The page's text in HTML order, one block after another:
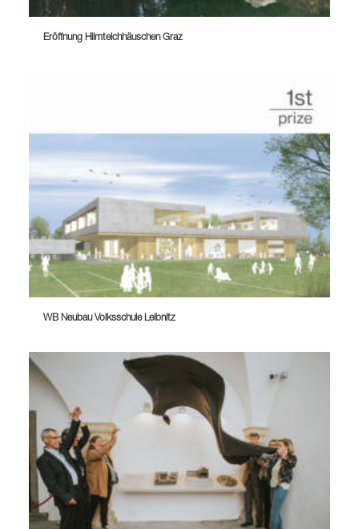
Eröffnung Hilmteichhäuschen Graz
WB Neubau Volksschule Leibnitz